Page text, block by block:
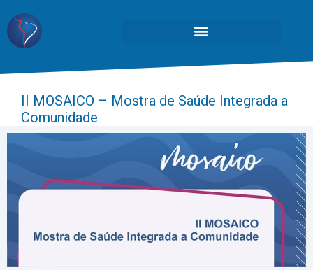
II MOSAICO – Mostra de Saúde Integrada a
Comunidade